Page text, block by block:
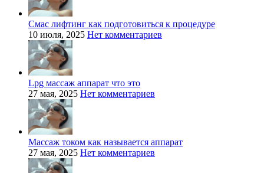
Смас лифтинг как подготовиться к процедуре
10 июля, 2025 Нет комментариев
Lpg массаж аппарат что это
27 мая, 2025 Нет комментариев
Массаж током как называется аппарат
27 мая, 2025 Нет комментариев